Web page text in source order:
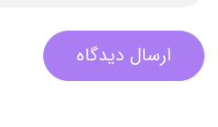
ارسال دیدگاه